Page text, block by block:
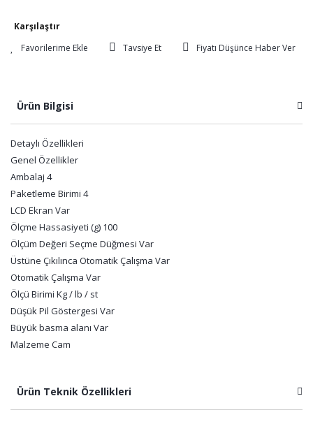
Karşılaştır
Tavsiye Et
Fiyatı Düşünce Haber Ver
Ürün Bilgisi
Detaylı Özellikleri
Genel Özellikler
Ambalaj 4
Paketleme Birimi 4
LCD Ekran Var
Ölçme Hassasiyeti (g) 100
Ölçüm Değeri Seçme Düğmesi Var
Üstüne Çıkılınca Otomatik Çalışma Var
Otomatik Çalışma Var
Ölçü Birimi Kg / lb / st
Düşük Pil Göstergesi Var
Büyük basma alanı Var
Malzeme Cam
Ürün Teknik Özellikleri